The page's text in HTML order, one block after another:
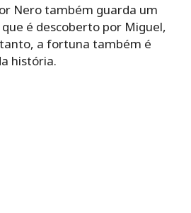
Nero também guarda um
é descoberto por Miguel,
a fortuna também é
história.